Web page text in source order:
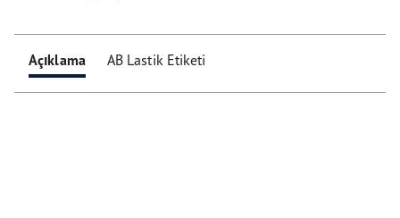
Açıklama AB Lastik Etiketi